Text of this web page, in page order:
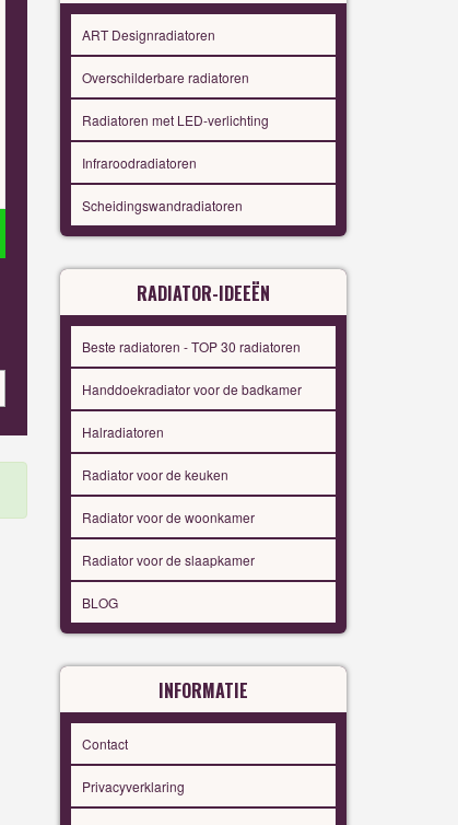
ART Designradiatoren
Overschilderbare radiatoren
Radiatoren met LED-verlichting
Infraroodradiatoren
Scheidingswandradiatoren
RADIATOR-IDEEËN
Beste radiatoren - TOP 30 radiatoren
Handdoekradiator voor de badkamer
Halradiatoren
Radiator voor de keuken
Radiator voor de woonkamer
Radiator voor de slaapkamer
BLOG
INFORMATIE
Contact
Privacyverklaring